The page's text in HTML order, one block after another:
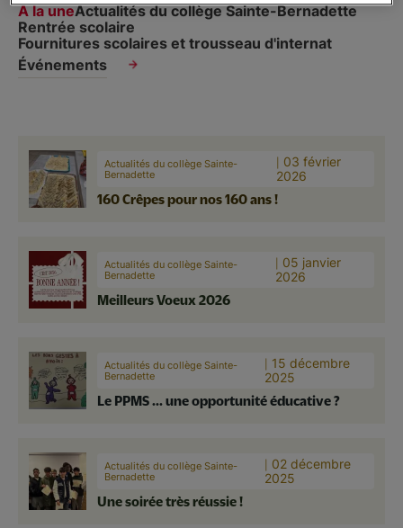
À la uneActualités du collège Sainte-Bernadette
Rentrée scolaire
Fournitures scolaires et trousseau d'internat
Événements
Actualités du collège Sainte-
Bernadette
03 février
2026
160 Crêpes pour nos 160 ans !
Actualités du collège Sainte-
Bernadette
05 janvier
2026
Meilleurs Voeux 2026
Actualités du collège Sainte-
Bernadette
15 décembre
2025
Le PPMS ... une opportunité éducative ?
Actualités du collège Sainte-
Bernadette
02 décembre
2025
Une soirée très réussie !